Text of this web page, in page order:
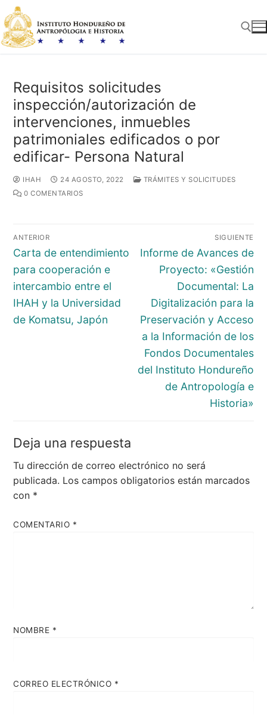
al
contenido
Requisitos solicitudes
inspección/autorización de
intervenciones, inmuebles
patrimoniales edificados o por
edificar- Persona Natural
IHAH 24 AGOSTO, 2022
TRÁMITES Y SOLICITUDES
0 COMENTARIOS
Navegación
de
entradas
ANTERIOR
Entrada
anterior:
Carta de entendimiento
para cooperación e
intercambio entre el
IHAH y la Universidad
de Komatsu, Japón
SIGUIENTE
Entrada
siguiente:
Informe de Avances de
Proyecto: «Gestión
Documental: La
Digitalización para la
Preservación y Acceso
a la Información de los
Fondos Documentales
del Instituto Hondureño
de Antropología e
Historia»
Deja una respuesta
Tu dirección de correo electrónico no será
publicada. Los campos obligatorios están marcados
con *
COMENTARIO *
NOMBRE *
CORREO ELECTRÓNICO *